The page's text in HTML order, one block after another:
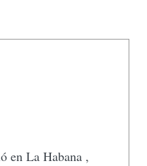
en La Habana ,